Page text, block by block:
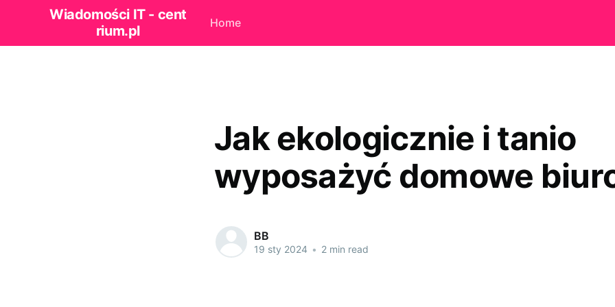
Wiadomości IT - cent
rium.pl
Home
Jak ekologicznie i tanio
wyposażyć domowe
BB
19 sty 2024 • 2 min read